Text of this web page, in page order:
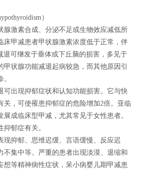
）
腺激素合成、分泌不足或生物效应减低所
床甲减患者甲状腺激素浓度低于正常，伴
退可继发于垂体或下丘脑的损害，多见于
状腺功能减退起病较急，而其他原因引
可出现抑郁症状和认知功能损害。它与快
关，可使罹患抑郁症的危险增加2倍。亚临
展成临床型甲减，尤其常见于女性患者。
郁症有关。
现抑郁、思维迟缓、言语缓慢、反应迟
不集中等。严重的患者出现淡漠、退缩和
想等精神病性症状，呆小病婴儿期甲减患